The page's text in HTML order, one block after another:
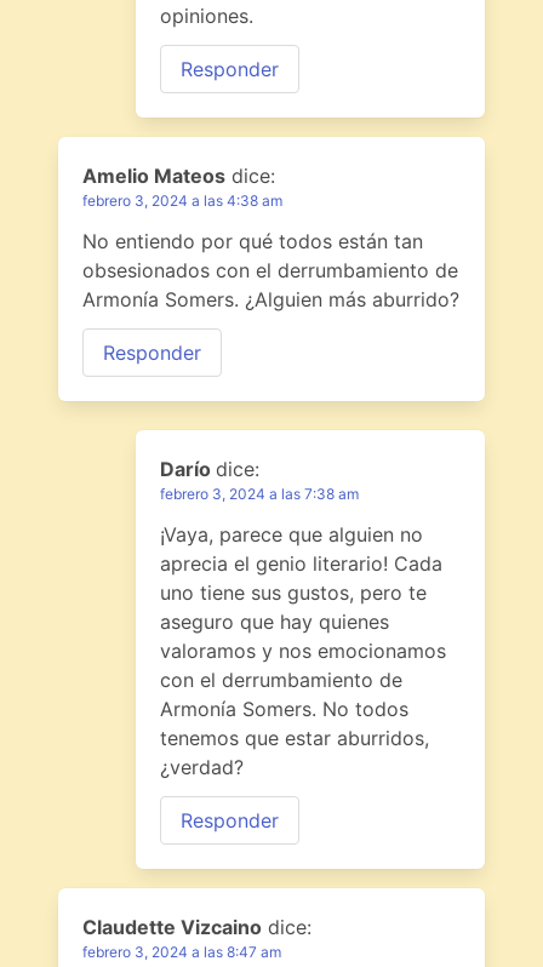
opiniones.
Responder
Amelio Mateos dice:
febrero 3, 2024 a las 4:38 am
No entiendo por qué todos están tan
obsesionados con el derrumbamiento de
Armonía Somers. ¿Alguien más aburrido?
Responder
Darío dice:
febrero 3, 2024 a las 7:38 am
¡Vaya, parece que alguien no
aprecia el genio literario! Cada
uno tiene sus gustos, pero te
aseguro que hay quienes
valoramos y nos emocionamos
con el derrumbamiento de
Armonía Somers. No todos
tenemos que estar aburridos,
¿verdad?
Responder
Claudette Vizcaino dice:
febrero 3, 2024 a las 8:47 am